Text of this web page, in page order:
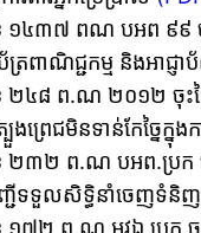
៤៣៧ ពណ បអព ៩៩ ចុះ
រពាណិជ្ជកម្ម និងអាជ្
៤៨ ព.ណ ២០១២ ចុះថ្ងៃ
ព្រេជមិនទាន់កែច្នៃក្នុ
៣២ ព.ណ បអព.ប្រក ចុះ
ជីទទួលសិទ្ធិនាំចេញទំនិញក្
៧២ ព.ណ​ អវឯ ប្រក ចុះ